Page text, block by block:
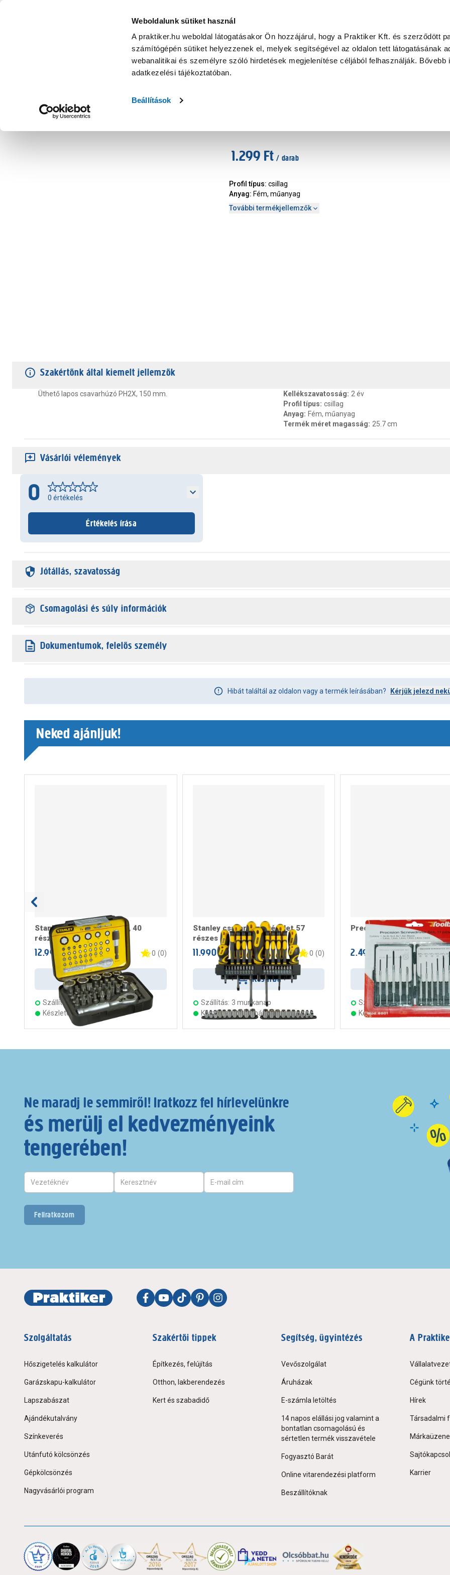
Weboldalunk sütiket használ
A praktiker.hu weboldal látogatásakor Ön hozzájárul, hogy a Praktiker Kft. és szerződött
számítógépén sütiket helyezzenek el, melyek segítségével az oldalon tett látogatásának
webanalitikai és személyre szóló hirdetések megjelenítése céljából felhasználják. Bővebb
adatkezelési tájékoztatóban.
Beállítások
KATEGÓRIÁK
Nyereményjáték Praktiker Professional Szakiajánló Ügyintézés és Információ
1.299 Ft / darab
Profil típus: csillag
Anyag: Fém, műanyag
További termékjellemzők
Szakértőnk által kiemelt jellemzők
Üthető lapos csavarhúzó PH2X, 150 mm. Kellékszavatosság: 2 év
Profil típus: csillag
Anyag: Fém, műanyag
Termék méret magasság: 25.7 cm
Vásárlói vélemények
0 0 értékelés
Értékelés írása
Jótállás, szavatosság
Csomagolási és súly információk
Dokumentumok, felelős személy
Hibát találtál az oldalon vagy a termék leírásában? Kérjük jelezd
Neked ajánljuk!
Stanley bitfej készlet, 1/4, 40
részes
12.990 Ft / darab 0 (0)
Kosárba
Szállítás: 3 munkanap
Készleten 15 áruházban
Stanley csavarhúzó készlet 57
részes
11.990 Ft / darab 0 (0)
Kosárba
Szállítás: 3 munkanap
Készleten 21 áruházban
Precíziós csavarhúzó
2.499 Ft / darab
Kosárba
Szállítás: 3 munkanap
Készleten 22 áruházban
Ne maradj le semmiről! Iratkozz fel hírlevelünkre
és merülj el kedvezményeink
tengerében!
Feliratkozom
Szolgáltatás
Hőszigetelés kalkulátor
Garázskapu-kalkulátor
Lapszabászat
Ajándékutalvány
Színkeverés
Utánfutó kölcsönzés
Gépkölcsönzés
Nagyvásárlói program
Szakértői tippek
Építkezés, felújítás
Otthon, lakberendezés
Kert és szabadidő
Segítség, ügyintézés
Vevőszolgálat
Áruházak
E-számla letöltés
14 napos elállási jog valamint a
bontatlan csomagolású és
sértetlen termék visszavétele
Fogyasztó Barát
Online vitarendezési platform
Beszállítóknak
A
Cégünk
Hírek
Társadalmi
Karrier